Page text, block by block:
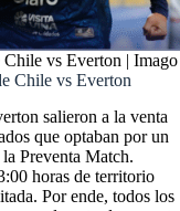
vs Everton | Imago
Chile vs Everton
salieron a la venta
que optaban por un
Preventa Match.
horas de territorio
Por ende, todos los